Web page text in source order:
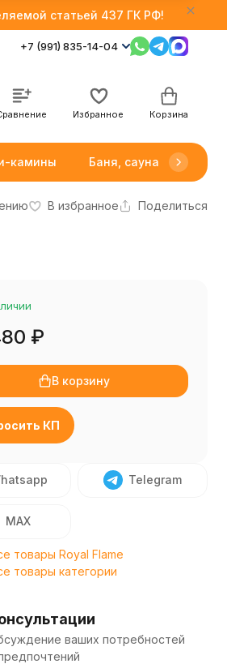
статьей 437 ГК РФ!
+7 (991) 835-14-04
Избранное Корзина
камины Баня, сауна
В избранное Поделиться
₽
В корзину
КП
Telegram
MAX
товары Royal Flame
товары категории
ваших потребностей